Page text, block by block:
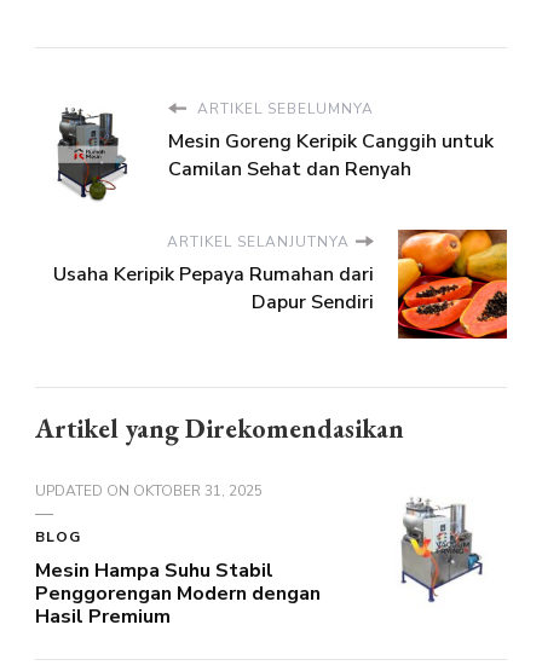
ARTIKEL SEBELUMNYA
Mesin Goreng Keripik Canggih untuk
Camilan Sehat dan Renyah
ARTIKEL SELANJUTNYA
Usaha Keripik Pepaya Rumahan dari
Dapur Sendiri
Artikel yang Direkomendasikan
UPDATED ON OKTOBER 31, 2025
BLOG
Mesin Hampa Suhu Stabil
Penggorengan Modern dengan
Hasil Premium